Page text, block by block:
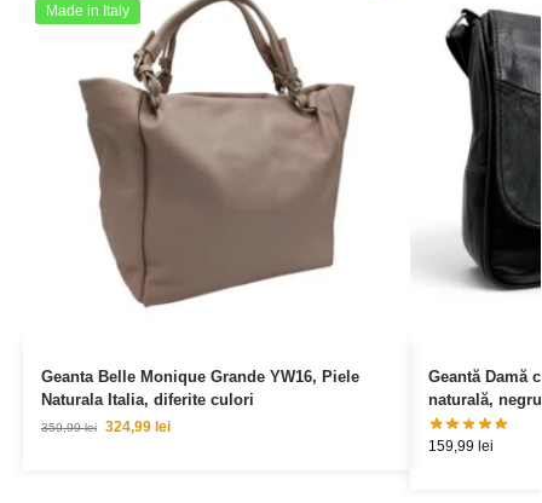
Made in Italy
Geanta Belle Monique Grande YW16, Piele
Naturala Italia, diferite culori
359,99lei 324,99 lei
Geantă Damă
naturală,
159,99 lei